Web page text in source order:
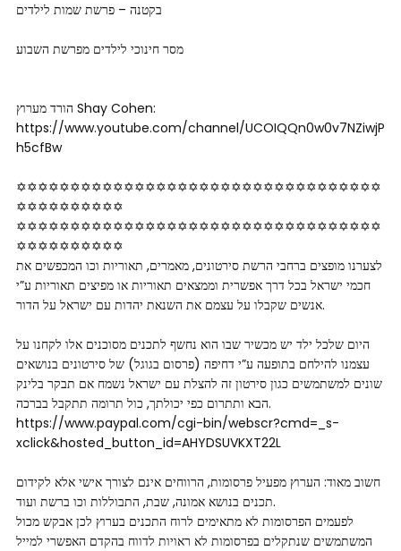
בקטנה – פרשת שמות לילדים
מסר חינוכי לילדים מפרשת השבוע
הורד מערוץ Shay Cohen:
https://www.youtube.com/channel/UCOIQQn0w0v7NZiwjP
h5cfBw
✡✡✡✡✡✡✡✡✡✡✡✡✡✡✡✡✡✡✡✡✡✡✡✡✡✡✡✡✡✡✡✡✡✡
✡✡✡✡✡✡­­✡✡✡✡
✡✡✡✡✡✡✡✡✡✡✡✡✡✡✡✡✡✡✡✡✡✡✡✡✡✡✡✡✡✡✡✡✡✡
✡✡✡✡✡✡­­✡✡✡✡
לצערנו מופצים ברחבי הרשת סירטונים, מאמרים, תאוריות וכו המכפשים את
חכמי ישראל בכל דרך אפשרית וממצאים תאוריות או מפיצים תאוריות ע”י
אנשים שקבלו על עצמם את השנאת יהדות עם ישראל על הדור.
היום שלכל ילד יש מכשיר שבו הוא נחשף לתכנים מסוכנים אלו לקחנו על
עצמנו להילחם בתופעה ע”י דחיפה (פרסום בגוגל) של סירטונים בנושאים
שונים למשתמשים כגון סירטון זה להצלת עם ישראל נשמח אם תבקר בלינק
הבא ותתרום כפי יכולתך, כול תרומה תתקבל בברכה.
https://www.paypal.com/cgi-bin/webscr?cmd=_s-
xclick&hosted_button_id=AHYDSUVKXT22L
חשוב מאוד: הערוץ מפעיל פרסומות, הרווחים אינם לצורך אישי אלא לקידום
תכנים בנושא אמונה, שבת, התבוללות וכו ברשת ועוד.
לפעמים הפרסומות לא מתאימים לרוח התכנים בערוץ לכן אבקש מכול
המשתמשים שנתקלים בפרסומות לא ראויות לדווח בהקדם האפשרי למייל